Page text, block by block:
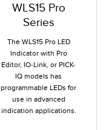
WLS15 Pro
Series
The WLS15 Pro LED
Indicator with Pro
Editor, IO-Link, or PICK-
IQ models has
programmable LEDs for
use in advanced
indication applications.